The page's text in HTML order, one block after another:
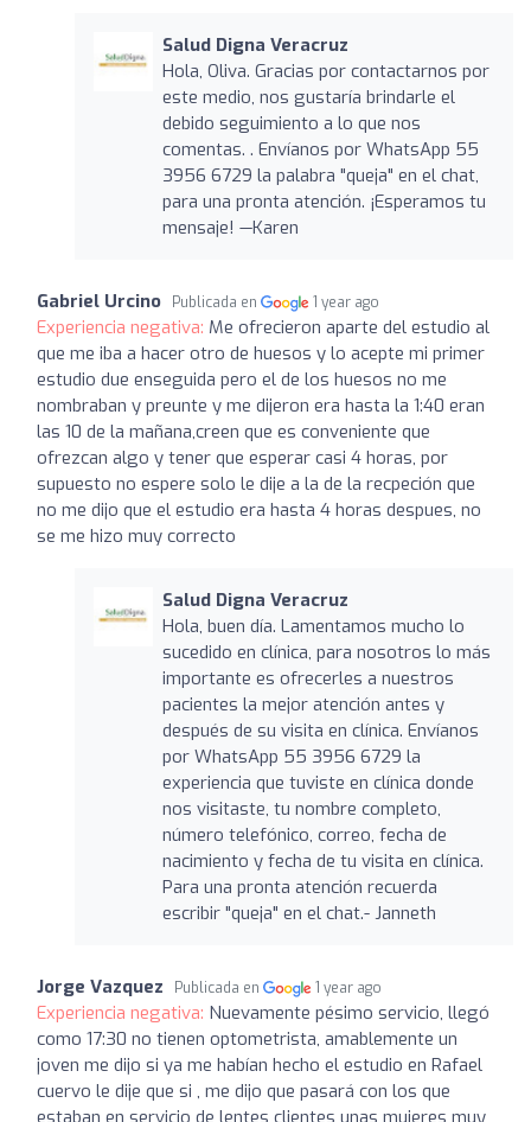
Salud Digna Veracruz
Hola, Oliva. Gracias por contactarnos por
este medio, nos gustaría brindarle el
debido seguimiento a lo que nos
comentas. . Envíanos por WhatsApp 55
3956 6729 la palabra "queja" en el chat,
para una pronta atención. ¡Esperamos tu
mensaje! —Karen
Gabriel Urcino Publicada en 1 year ago
Experiencia negativa: Me ofrecieron aparte del estudio al
que me iba a hacer otro de huesos y lo acepte mi primer
estudio due enseguida pero el de los huesos no me
nombraban y preunte y me dijeron era hasta la 1:40 eran
las 10 de la mañana,creen que es conveniente que
ofrezcan algo y tener que esperar casi 4 horas, por
supuesto no espere solo le dije a la de la recpeción que
no me dijo que el estudio era hasta 4 horas despues, no
se me hizo muy correcto
Salud Digna Veracruz
Hola, buen día. Lamentamos mucho lo
sucedido en clínica, para nosotros lo más
importante es ofrecerles a nuestros
pacientes la mejor atención antes y
después de su visita en clínica. Envíanos
por WhatsApp 55 3956 6729 la
experiencia que tuviste en clínica donde
nos visitaste, tu nombre completo,
número telefónico, correo, fecha de
nacimiento y fecha de tu visita en clínica.
Para una pronta atención recuerda
escribir "queja" en el chat.- Janneth
Jorge Vazquez Publicada en 1 year ago
Experiencia negativa: Nuevamente pésimo servicio, llegó
como 17:30 no tienen optometrista, amablemente un
joven me dijo si ya me habían hecho el estudio en Rafael
cuervo le dije que si , me dijo que pasará con los que
estaban en servicio de lentes clientes unas mujeres muy